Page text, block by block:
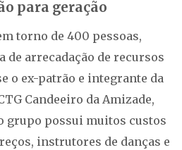
para geração
torno de 400 pessoas,
de arrecadação de recursos
o ex-patrão e integrante da
Candeeiro da Amizade,
grupo possui muitos custos
instrutores de danças e